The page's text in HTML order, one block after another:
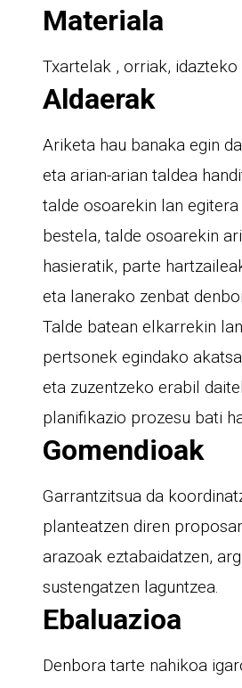
Materiala
Txartelak , orriak, idazteko
Aldaerak
Ariketa hau banaka egin
eta arian-arian taldea
talde osoarekin lan egitera
bestela, talde osoarekin
hasieratik, parte
eta lanerako zenbat
Talde batean elkarrekin
pertsonek egindako
eta zuzentzeko erabil
planifikazio prozesu bati
Gomendioak
Garrantzitsua da
planteatzen diren
arazoak eztabaidatzen,
sustengatzen laguntzea.
Ebaluazioa
Denbora tarte nahikoa